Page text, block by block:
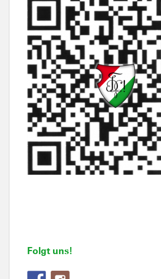
Folgt uns!